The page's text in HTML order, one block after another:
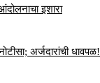
इशारा
अर्जदारांची धावपळ!